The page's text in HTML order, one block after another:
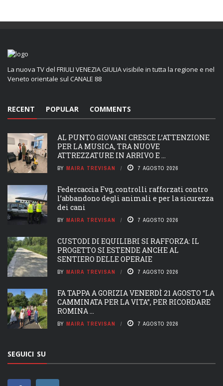
La nuova TV del FRIULI VENEZIA GIULIA visibile in tutta la regione e nel
Veneto orientale sul CANALE 88
RECENT POPULAR COMMENTS
AL PUNTO GIOVANI CRESCE L’ATTENZIONE
PER LA MUSICA, TRA NUOVE
ATTREZZATURE IN ARRIVO E ...
BY MAIRA TREVISAN 7 AGOSTO 2026
Federcaccia Fvg, controlli rafforzati contro
l’abbandono degli animali e per la sicurezza
dei cani
BY MAIRA TREVISAN 7 AGOSTO 2026
CUSTODI DI EQUILIBRI SI RAFFORZA: IL
PROGETTO SI ESTENDE ANCHE AL
SENTIERO DELLE OPERAIE
BY MAIRA TREVISAN 7 AGOSTO 2026
FA TAPPA A GORIZIA VENERDÌ 21 AGOSTO “LA
CAMMINATA PER LA VITA”, PER RICORDARE
ROMINA ...
BY MAIRA TREVISAN 7 AGOSTO 2026
SEGUICI SU